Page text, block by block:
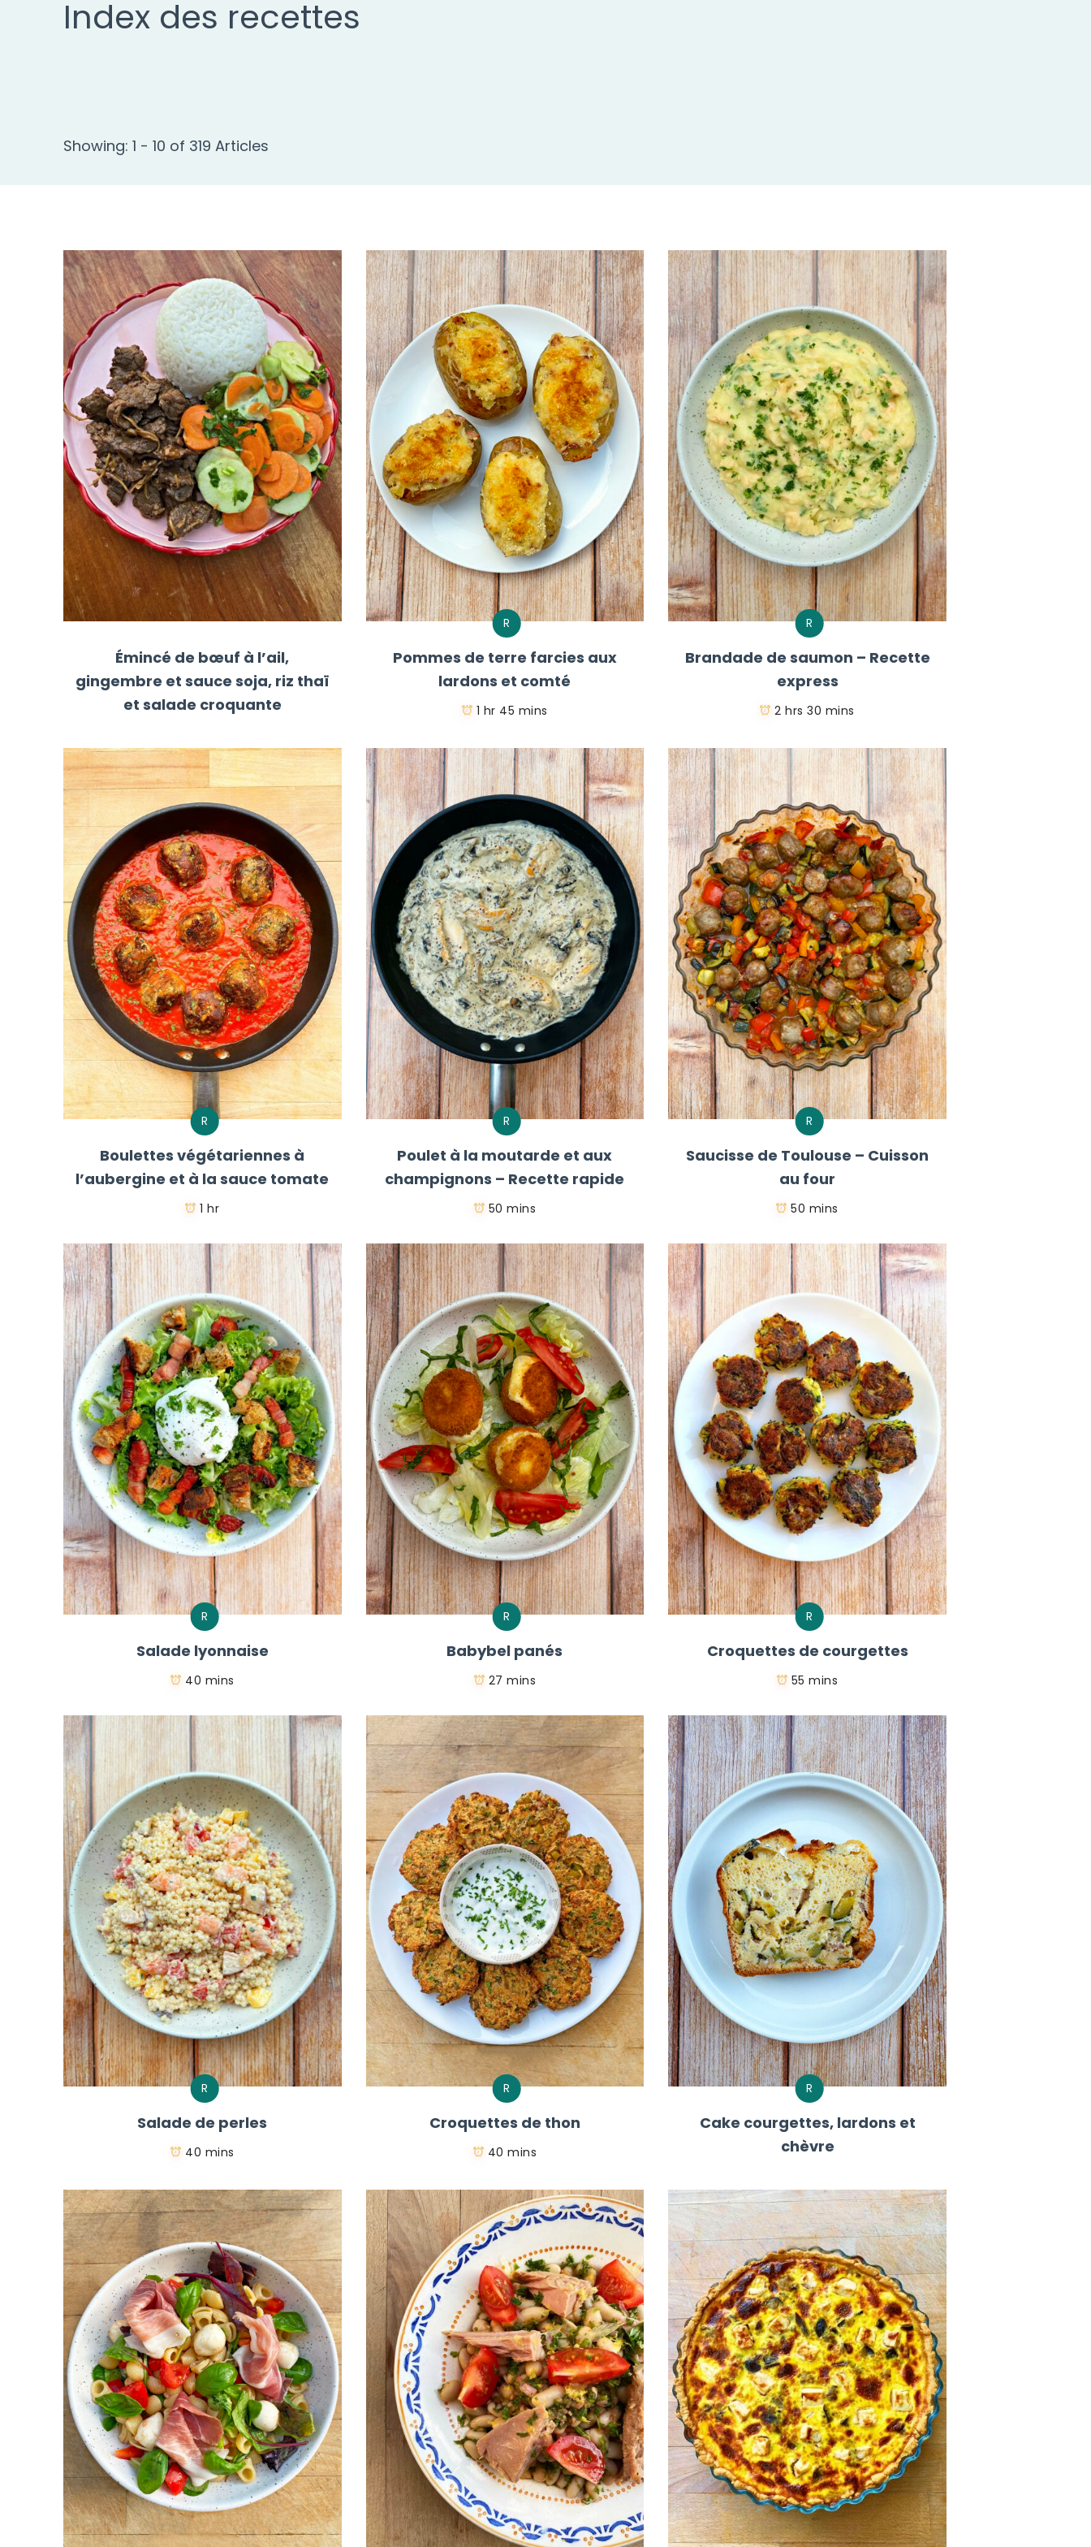
Index des recettes
Showing: 1 - 10 of 319 Articles
Émincé de bœuf à l’ail,
gingembre et sauce soja, riz thaï
et salade croquante
R
Pommes de terre farcies aux
lardons et comté
1 hr 45 mins
R
Brandade de saumon – Recette
express
2 hrs 30 mins
R
Boulettes végétariennes à
l’aubergine et à la sauce tomate
1 hr
R
Poulet à la moutarde et aux
champignons – Recette rapide
50 mins
R
Saucisse de Toulouse – Cuisson
au four
50 mins
R
Salade lyonnaise
40 mins
R
Babybel panés
27 mins
R
Croquettes de courgettes
55 mins
R
Salade de perles
40 mins
R
Croquettes de thon
40 mins
R
Cake courgettes, lardons et
chèvre